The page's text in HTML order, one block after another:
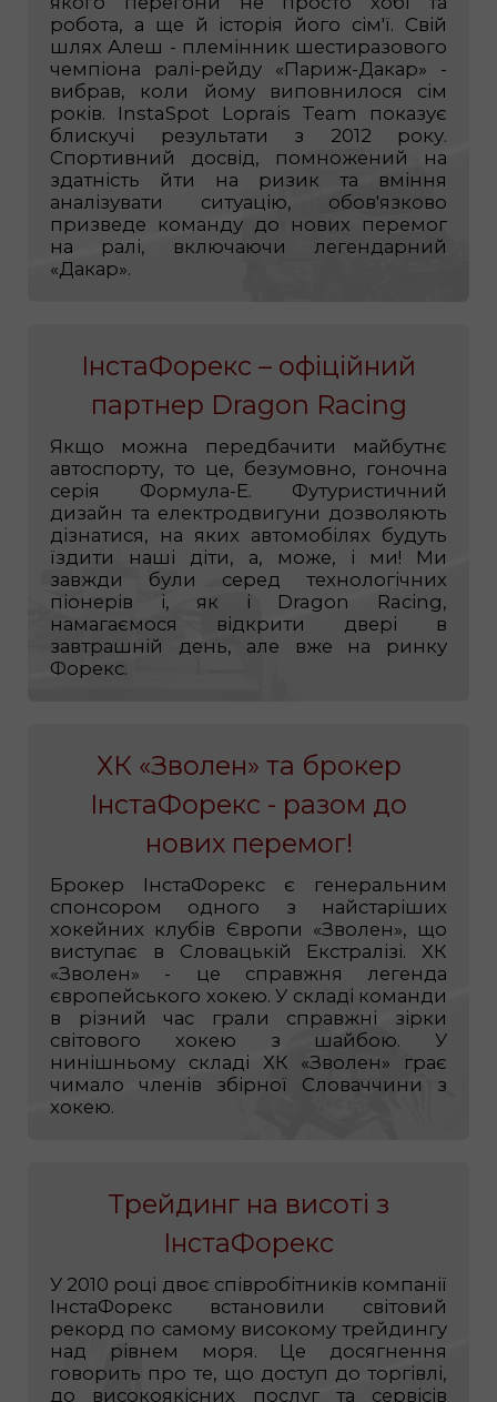
робота, а ще й історія його сім'ї. Свій
шлях Алеш - племінник шестиразового
чемпіона ралі-рейду «Париж-Дакар» -
вибрав, коли йому виповнилося сім
років. InstaSpot Loprais Team показує
блискучі результати з 2012 року.
Спортивний досвід, помножений на
здатність йти на ризик та вміння
аналізувати ситуацію, обов'язково
призведе команду до нових перемог
на ралі, включаючи легендарний
«Дакар».
ІнстаФорекс – офіційний
партнер Dragon Raсing
Якщо можна передбачити майбутнє
автоспорту, то це, безумовно, гоночна
серія Формула-Е. Футуристичний
дизайн та електродвигуни дозволяють
дізнатися, на яких автомобілях будуть
їздити наші діти, а, може, і ми! Ми
завжди були серед технологічних
піонерів і, як і Dragon Racing,
намагаємося відкрити двері в
завтрашній день, але вже на ринку
Форекс.
ХК «Зволен» та брокер
ІнстаФорекс - разом до
нових перемог!
Брокер ІнстаФорекс є генеральним
спонсором одного з найстаріших
хокейних клубів Європи «Зволен», що
виступає в Словацькій Екстралізі. ХК
«Зволен» - це справжня легенда
європейського хокею. У складі команди
в різний час грали справжні зірки
світового хокею з шайбою. У
нинішньому складі ХК «Зволен» грає
чимало членів збірної Словаччини з
хокею.
Трейдинг на висоті з
ІнстаФорекс
У 2010 році двоє співробітників компанії
ІнстаФорекс встановили світовий
рекорд по самому високому трейдингу
над рівнем моря. Це досягнення
говорить про те, що доступ до торгівлі,
до високоякісних послуг та сервісів